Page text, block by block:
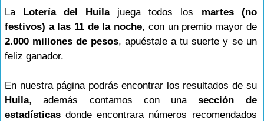
La Lotería del Huilajuega todos los martes (no
festivos) a las 11 de la noche, con un premio mayor de
2.000 millones de pesos, apuéstale a tu suerte y se un
feliz ganador.
En nuestra página podrás encontrar los resultados de su
Huila, además contamos con unasección de
estadísticas donde encontrara números recomendados